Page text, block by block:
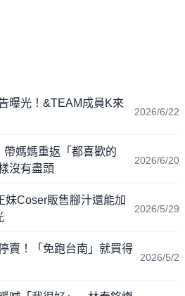
曝光！&TEAM成員K來
2026/6/22
媽媽重返「都喜歡的
沒有盡頭
2026/6/20
妹Coser販售腳汁還能加
2026/5/29
賣！「免跑台南」就買得
2026/5/2